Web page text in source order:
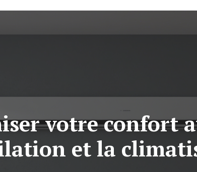
votre confort
et la